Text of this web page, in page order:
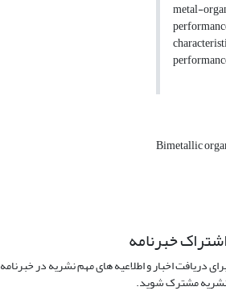
metal-
Bimetallic
اشتراک خبرنامه
دریافت اخبار و اطلاعیه های مهم نشریه در خبرنامه
مشترک شوید.